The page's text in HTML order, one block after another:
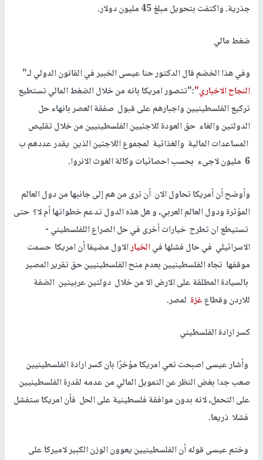
جذرية. واكتفت بتحويل مبلغ 45 مليون دولار.
ضغط مالي
وفي هذا الخضم قال الدكتور حنا عيسى الخبير في القانون الدولي لـ"
النجاح الاخباري":"تتصور امريكا بانه من خلال الضغط المالي تستطيع
تركيع الفلسطينيين واجبارهم على قبول صفقة العصر بانهاء حل
الدولتين والغاء حق العودة للاجئيين الفلسطينيين من خلال تقليص
المساعدات المالية والغذائية لمجموع اللاجئين الذين يقدر عددهم ب
6 مليون لاجىء بحسب احصائيات وكالة الغوث الانروا.
وأوضح أن أمريكا تحاول الان أن ترى من هم إلى جانبها من دول العالم
المؤثرة ودول العالم العربي، و هل هذه الدول تدعم خطواتها أم لا؟ حتى
تستيطع ان تطرح خيارات أخرى في حل الصراع اللفلسطيني -
الاسرائيلي في حال فشلها فيالخيارالاول مضيفا أن امريكا حسمت
موقفها تجاه الفلسطينيين بعدم منح الفلسطينيين حق تقرير المصير
بالسيادة المطلقة على الارض الا من خلال دولتين عربيتين الضفة
للاردن وقطاعغزة لمصر.
كسر ارادة الفلسطيني
وأشار عيسى اصبحت تعي امريكا مؤخرًا بان كسر ارادة الفلسطينيين
صعب جدا بغض النظر عن التمويل المالي من عدمه لقدرة الفلسطينيين
على التحمل، لانه بدون موافقة فلسطينية على الحل فأن امريكا ستفشل
فشلا ذريعا.
وختم عيسى قوله أن الفلسطينيين يعوون الوزن الكبير لاميركا على